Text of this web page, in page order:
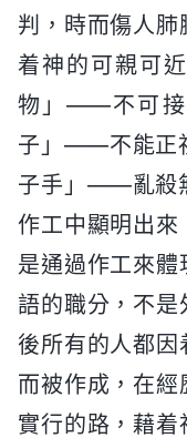
判，時而傷人
着神的可親可
物」——不可接
子」——不能正
子手」——亂殺
作工中顯明出
是通過作工來
語的職分，不是
後所有的人都
而被作成，在
實行的路，藉